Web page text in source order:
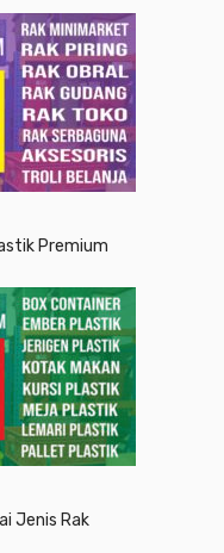
Premium
Jenis Rak